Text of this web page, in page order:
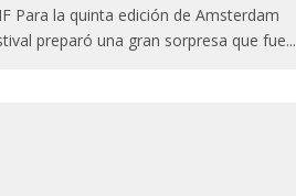
Para la quinta edición de Amsterdam
preparó una gran sorpresa que fue...